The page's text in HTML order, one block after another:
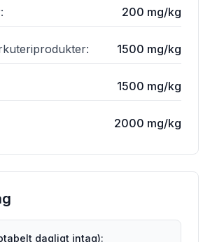
: 200 mg/kg
: 1500 mg/kg
1500 mg/kg
2000 mg/kg
dagligt intag):